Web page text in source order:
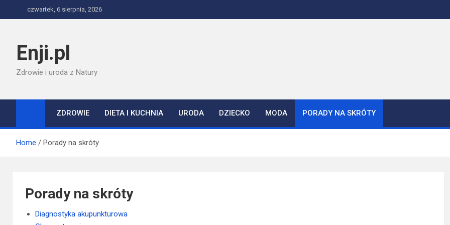
to
czwartek, 6 sierpnia, 2026
Enji.pl
Zdrowie i uroda z Natury
ZDROWIE DIETA I KUCHNIA URODA DZIECKO MODA PORADY NA SKRÓTY
Home Porady na skróty
Porady na skróty
Diagnostyka akupunkturowa